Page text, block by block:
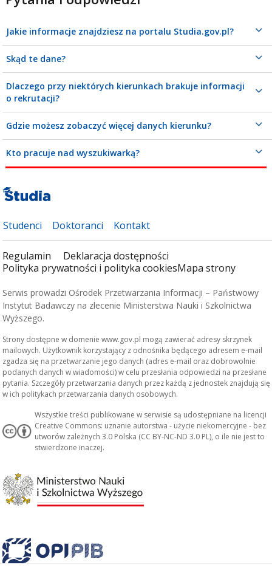
Jakie informacje znajdziesz na portalu Studia.gov.pl?
Skąd te dane?
Dlaczego przy niektórych kierunkach brakuje informacji
o rekrutacji?
Gdzie możesz zobaczyć więcej danych kierunku?
Kto pracuje nad wyszukiwarką?
Studenci Doktoranci Kontakt
Regulamin
Deklaracja dostępności
Polityka prywatności i polityka cookiesMapa strony
Serwis prowadzi Ośrodek Przetwarzania Informacji – Państwowy
Instytut Badawczy na zlecenie Ministerstwa Nauki i Szkolnictwa
Wyższego.
Strony dostępne w domenie www.gov.pl mogą zawierać adresy skrzynek
mailowych. Użytkownik korzystający z odnośnika będącego adresem e-mail
zgadza się na przetwarzanie jego danych (adres e-mail oraz dobrowolnie
podanych danych w wiadomości) w celu przesłania odpowiedzi na przesłane
pytania. Szczegóły przetwarzania danych przez każdą z jednostek znajdują się
w ich politykach przetwarzania danych osobowych.
Wszystkie treści publikowane w serwisie są udostępniane na licencji
Creative Commons: uznanie autorstwa - użycie niekomercyjne - bez
utworów zależnych 3.0 Polska (CC BY-NC-ND 3.0 PL), o ile nie jest to
stwierdzone inaczej.